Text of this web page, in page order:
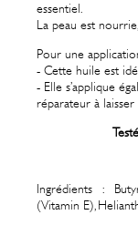
essentiel.
La peau est
Pour une
- Cette huile est
- Elle s’applique
réparateur à
Ingrédients :
(Vitamin E),